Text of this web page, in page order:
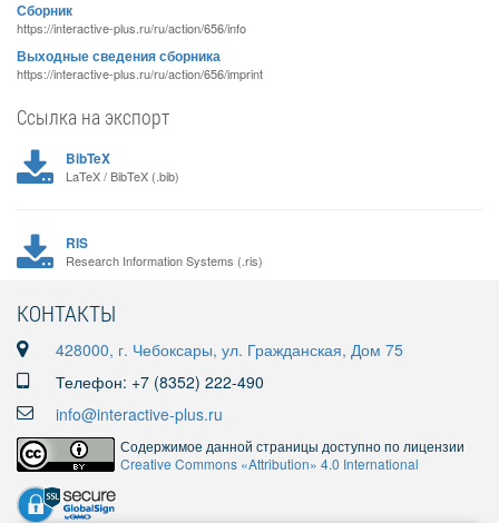
Сборник
https://interactive-plus.ru/ru/action/656/info
Выходные сведения сборника
https://interactive-plus.ru/ru/action/656/imprint
Ссылка на экспорт
BibTeX
LaTeX / BibTeX (.bib)
RIS
Research Information Systems (.ris)
КОНТАКТЫ
428000, г. Чебоксары, ул. Гражданская, Дом 75
Телефон: +7 (8352) 222-490
info@interactive-plus.ru
Содержимое данной страницы доступно по лицензии
Creative Commons «Attribution» 4.0 International